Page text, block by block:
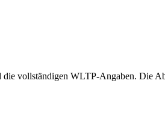
die vollständigen WLTP-Angaben. Die